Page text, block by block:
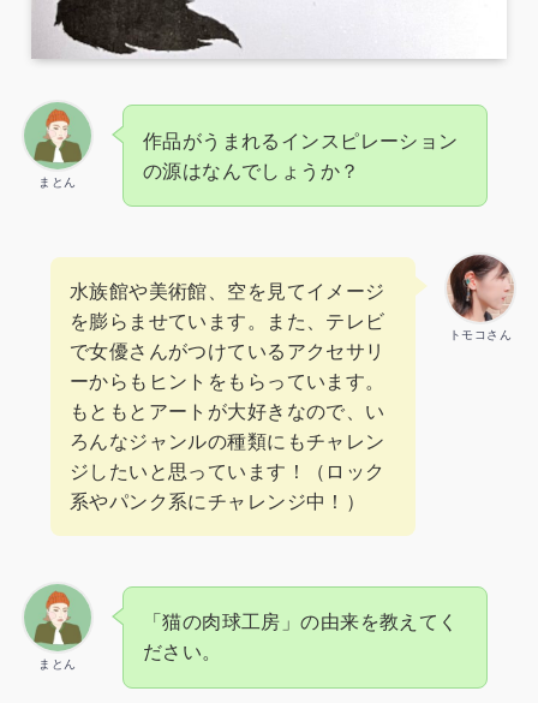
まとん
作品がうまれるインスピレーション
の源はなんでしょうか？
トモコさん
水族館や美術館、空を見てイメージ
を膨らませています。また、テレビ
で女優さんがつけているアクセサリ
ーからもヒントをもらっています。
もともとアートが大好きなので、い
ろんなジャンルの種類にもチャレン
ジしたいと思っています！（ロック
系やパンク系にチャレンジ中！）
まとん
「猫の肉球工房」の由来を教えてく
ださい。